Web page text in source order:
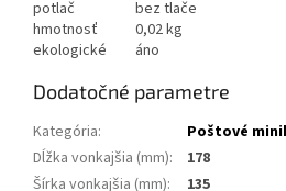
potlač
bez tlače
hmotnosť
0,02 kg
ekologické
áno
Dodatočné parametre
Kategória:
Poštové
Dĺžka vonkajšia (mm):
178
Šírka vonkajšia (mm):
135